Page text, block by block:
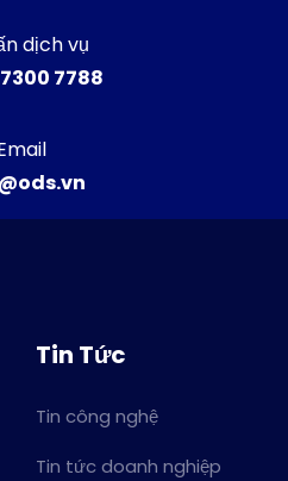
dịch vụ
7788
Tin Tức
Tin công nghệ
Tin tức doanh nghiệp